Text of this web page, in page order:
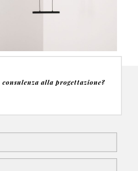
consulenza alla progettazione?